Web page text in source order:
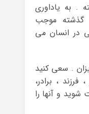
. به یاداوری
گذشته موجب
در انسان می
. سعی کنید
فرزند ، برادر،
و آنها را